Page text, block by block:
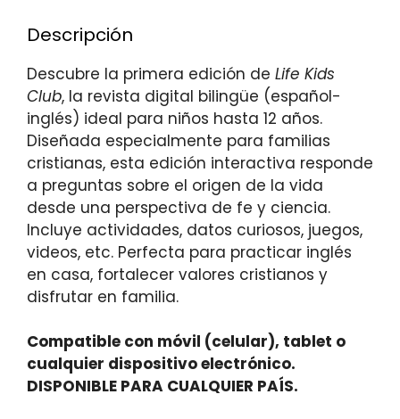
Descripción
Descubre la primera edición de Life Kids
Club, la revista digital bilingüe (español-
inglés) ideal para niños hasta 12 años.
Diseñada especialmente para familias
cristianas, esta edición interactiva responde
a preguntas sobre el origen de la vida
desde una perspectiva de fe y ciencia.
Incluye actividades, datos curiosos, juegos,
videos, etc. Perfecta para practicar inglés
en casa, fortalecer valores cristianos y
disfrutar en familia.
Compatible con móvil (celular), tablet o
cualquier dispositivo electrónico.
DISPONIBLE PARA CUALQUIER PAÍS.